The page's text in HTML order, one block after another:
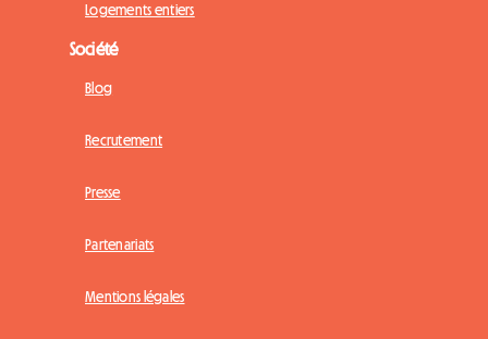
Logements entiers
Société
Blog
Recrutement
Presse
Partenariats
Mentions légales